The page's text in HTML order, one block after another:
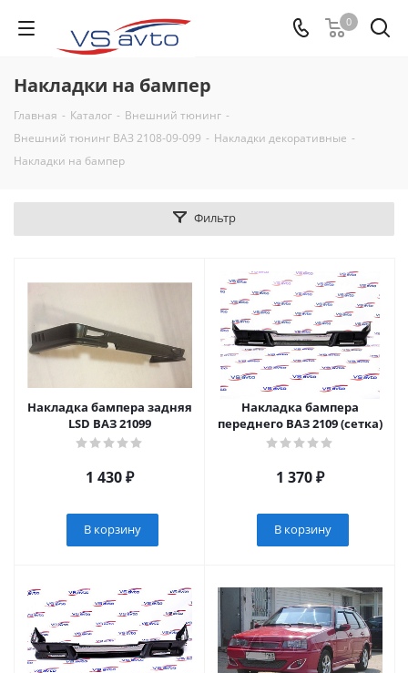
0
Накладки на бампер
Главная - Каталог - Внешний тюнинг -
Внешний тюнинг ВАЗ 2108-09-099 - Накладки декоративные -
Накладки на бампер
Фильтр
Накладка бампера задняя
LSD ВАЗ 21099
1 430₽
В корзину
Накладка бампера
переднего ВАЗ 2109 (сетка)
1 370₽
В корзину